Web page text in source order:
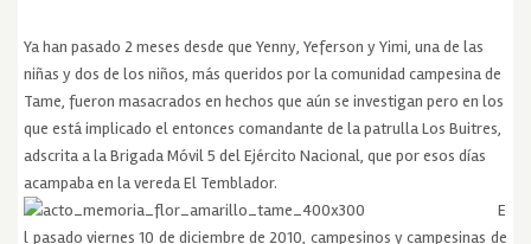
Ya han pasado 2 meses desde que Yenny, Yeferson y Yimi, una de las
niñas y dos de los niños, más queridos por la comunidad campesina de
Tame, fueron masacrados en hechos que aún se investigan pero en los
que está implicado el entonces comandante de la patrulla Los Buitres,
adscrita a la Brigada Móvil 5 del Ejército Nacional, que por esos días
acampaba en la vereda El Temblador.
E
l pasado viernes 10 de diciembre de 2010, campesinos y campesinas de